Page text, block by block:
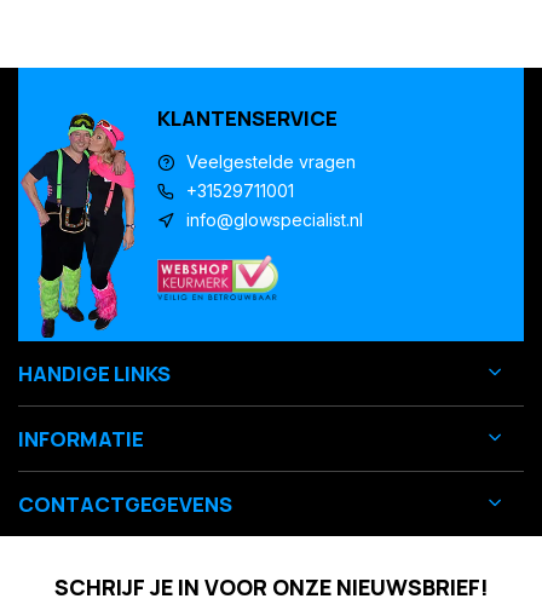
KLANTENSERVICE
Veelgestelde vragen
+31529711001
info@glowspecialist.nl
HANDIGE LINKS
INFORMATIE
CONTACTGEGEVENS
SCHRIJF JE IN VOOR ONZE NIEUWSBRIEF!